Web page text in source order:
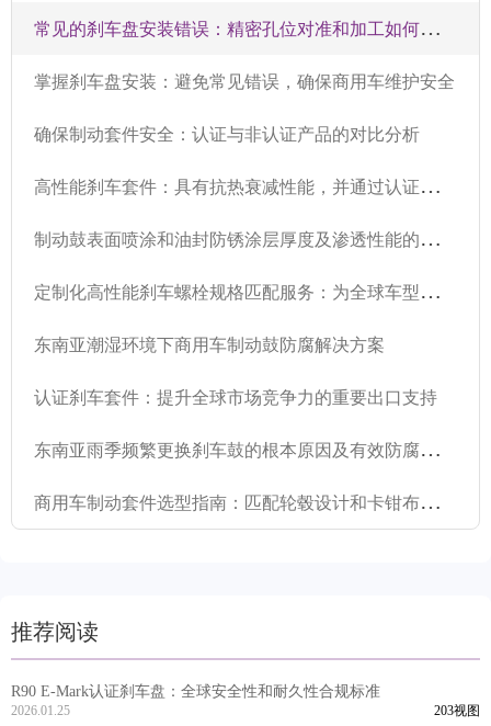
常
见的刹车盘安装错误：精密孔位对准和加工如何影响制动安全性
掌握刹车盘安装：避免常见错误，确保商用车维护安全
确保制动套件安全：认证与非认证产品的对比分析
高
性能刹车套件：具有抗热衰减性能，并通过认证，延长刹车系统使用寿命
制
动鼓表面喷涂和油封防锈涂层厚度及渗透性能的微观结构分析
定
制化高性能刹车螺栓规格匹配服务：为全球车型提供精准的适配解决方案
东南亚潮湿环境下商用车制动鼓防腐解决方案
认证刹车套件：提升全球市场竞争力的重要出口支持
东
南亚雨季频繁更换刹车鼓的根本原因及有效防腐蚀技术指南
商
用车制动套件选型指南：匹配轮毂设计和卡钳布局以实现最佳性能
推荐阅读
R90 E-Mark认证刹车盘：全球安全性和耐久性合规标准
2026.01.25 203视图